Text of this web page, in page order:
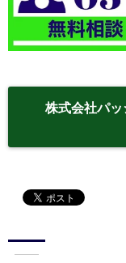
株式会社パ